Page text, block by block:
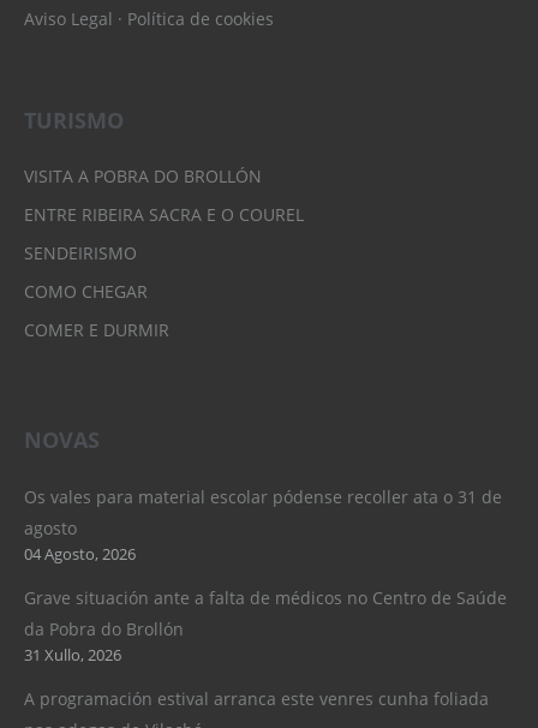
Aviso Legal · Política de cookies
TURISMO
VISITA A POBRA DO BROLLÓN
ENTRE RIBEIRA SACRA E O COUREL
SENDEIRISMO
COMO CHEGAR
COMER E DURMIR
NOVAS
Os vales para material escolar pódense recoller ata o 31 de
agosto
04 Agosto, 2026
Grave situación ante a falta de médicos no Centro de Saúde
da Pobra do Brollón
31 Xullo, 2026
A programación estival arranca este venres cunha foliada